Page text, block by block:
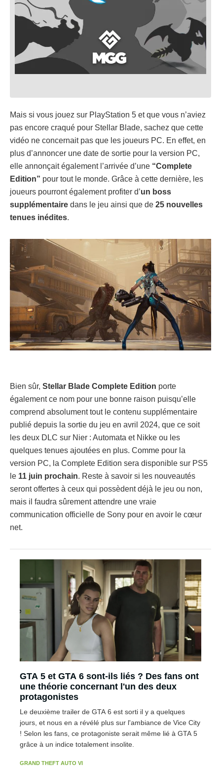
Mais si vous jouez sur PlayStation 5 et que vous n’aviez
pas encore craqué pour Stellar Blade, sachez que cette
vidéo ne concernait pas que les joueurs PC. En effet, en
plus d’annoncer une date de sortie pour la version PC,
elle annonçait également l’arrivée d’une “Complete
Edition” pour tout le monde. Grâce à cette dernière, les
joueurs pourront également profiter d’un boss
supplémentaire dans le jeu ainsi que de 25 nouvelles
tenues inédites.
Bien sûr, Stellar Blade Complete Edition porte
également ce nom pour une bonne raison puisqu’elle
comprend absolument tout le contenu supplémentaire
publié depuis la sortie du jeu en avril 2024, que ce soit
les deux DLC sur Nier : Automata et Nikke ou les
quelques tenues ajoutées en plus. Comme pour la
version PC, la Complete Edition sera disponible sur PS5
le 11 juin prochain. Reste à savoir si les nouveautés
seront offertes à ceux qui possèdent déjà le jeu ou non,
mais il faudra sûrement attendre une vraie
communication officielle de Sony pour en avoir le cœur
net.
GTA 5 et GTA 6 sont-ils liés ? Des fans ont
une théorie concernant l'un des deux
protagonistes
Le deuxième trailer de GTA 6 est sorti il y a quelques
jours, et nous en a révélé plus sur l'ambiance de Vice City
! Selon les fans, ce protagoniste serait même lié à GTA 5
grâce à un indice totalement insolite.
GRAND THEFT AUTO VI